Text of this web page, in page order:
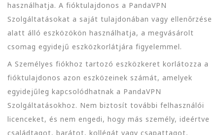
használhatja. A fióktulajdonos a PandaVPN
Szolgáltatásokat a saját tulajdonában vagy ellenőrzése
alatt álló eszközökön használhatja, a megvásárolt
csomag egyidejű eszközkorlátjára figyelemmel.
A Személyes fiókhoz tartozó eszközkeret korlátozza a
fióktulajdonos azon eszközeinek számát, amelyek
egyidejűleg kapcsolódhatnak a PandaVPN
Szolgáltatásokhoz. Nem biztosít további felhasználói
licenceket, és nem engedi, hogy más személy, ideértve
családtagot, barátot, kollégát vagy csapattagot,